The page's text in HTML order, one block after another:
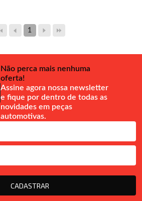
1
Não perca mais nenhuma
oferta!
Assine agora nossa newsletter
e fique por dentro de todas as
novidades em peças
automotivas.
CADASTRAR